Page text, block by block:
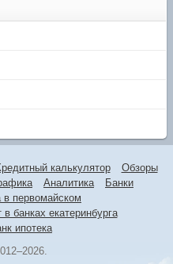
калькулятор
Обзоры
Аналитика
Банки
в первомайском
в банках екатеринбурга
ипотека